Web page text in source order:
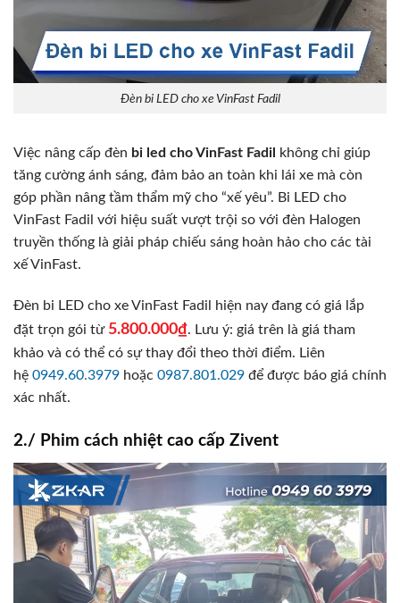
Đèn bi LED cho xe VinFast Fadil
Việc nâng cấp đèn bi led cho VinFast Fadil
không chỉ giúp
tăng cường ánh sáng, đảm bảo an toàn khi lái xe mà còn
góp phần nâng tầm thẩm mỹ cho “xế yêu”. Bi LED cho
VinFast Fadil với hiệu suất vượt trội so với đèn Halogen
truyền thống là giải pháp chiếu sáng hoàn hảo cho các tài
xế VinFast.
Đèn bi LED cho xe VinFast Fadil hiện nay đang có giá lắp
đặt trọn gói từ 5.800.000₫. Lưu ý: giá trên là giá tham
khảo và có thể có sự thay đổi theo thời điểm. Liên
hệ 0949.60.3979 hoặc 0987.801.029 để được báo giá chính
xác nhất.
2./ Phim cách nhiệt cao cấp Zivent